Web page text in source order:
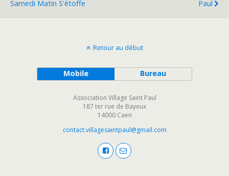
Samedi Matin S'étoffe
Paul
Retour au début
Mobile Bureau
Association Village Saint Paul
187 ter rue de Bayeux
14000 Caen
contact.villagesaintpaul@gmail.com